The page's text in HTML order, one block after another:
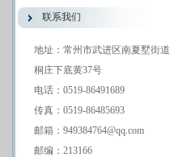
联系我们
地址：常州市武进区南夏墅街道
桐庄下底黄37号
电话：0519-86491689
传真：0519-86485693
邮箱：949384764@qq.com
邮编：213166